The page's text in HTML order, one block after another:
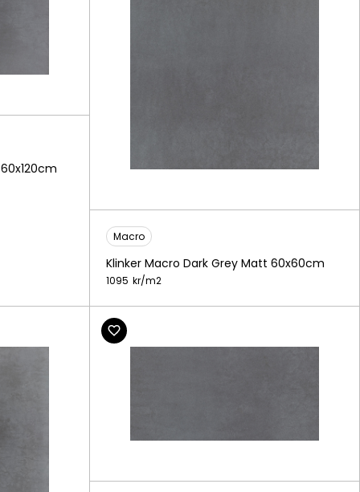
Macro
Klinker Macro Dark Grey Matt 60x60cm
1095 kr/m2